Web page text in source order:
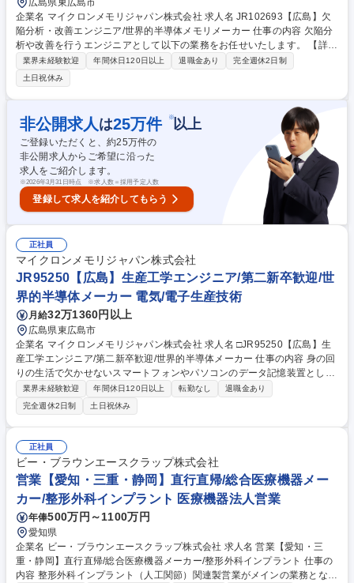
広島県東広島市
企業名 マイクロンメモリジャパン株式会社 求人名 JR102693【広島】欠
陥分析・改善エンジニア/世界的半導体メモリメーカー 仕事の内容 欠陥分
析や改善を行うエンジニアとして以下の業務をお任せいたします。 【詳
細】 ■製造工程で発生する不良や異常を分析し、改善策を検討・実施 ■デ
ータを活用して「問題の原因」を特定し、対策を提案 ■製造現場と連携
し、異常発生時の迅速な対応と再発防止策の実施 ■定期的な報告書の作成
（不良の傾向や改善結果など） ■グローバル拠点との情報共有、ベストプ
ラクティスの展開 募集職種 JR102693【広島】欠陥分析・改善エンジニ
ア/世界的半導体メモリメーカー
業界未経験歓迎 年間休日120日以上 退職金あり
完全週休2日制
土日祝休み
非公開求人 は25万件 ※以上
ご登録いただくと、約25万件の
非公開求人からご希望に沿った
求人をご紹介します。
※2026年3月31日時点 ※求人数＝採用予定人数
登録して求人を紹介してもらう
正社員
マイクロンメモリジャパン株式会社
JR95250【広島】生産工学エンジニア/第二新卒歓迎/世
界的半導体メーカー 電気/電子生産技術
月給32万1360円以上
広島県東広島市
企業名 マイクロンメモリジャパン株式会社 求人名 □JR95250【広島】生
産工学エンジニア/第二新卒歓迎/世界的半導体メーカー 仕事の内容 身の回
りの生活で欠かせないスマートフォンやパソコンのデータ記憶装置として
使用される半導体メモリ（DRAM）の世界売上シェア3位の当社にて、ご
経験に合わせて以下の業務をお任せ致します。 【詳細】生産工学エンジニ
ア：データ解析を通じて生産性を高めるための改善提案や生産計画の立案
をご担当いただきます。最先端半導体メモリの製造において生産性向上の
役割を担う本業務は、当社の中でも重要な役割を担う業務になります。
【魅力】半導体メモリは、今後のIT社会の発展には欠かせず、自身の仕事
を通じて世の中の発展に貢献することができるやりがいがございます。 募
集職種 □JR95250【広島】生産工学エンジニア/第二新卒歓迎/世界的半導
体メーカー
業界未経験歓迎 年間休日120日以上 転勤なし
退職金あり
完全週休2日制
土日祝休み
正社員
ビー・ブラウンエースクラップ株式会社
営業【愛知・三重・静岡】直行直帰/総合医療機器メー
カー/整形外科インプラント 医療機器法人営業
年俸500万円～1100万円
愛知県
企業名 ビー・ブラウンエースクラップ株式会社 求人名 営業【愛知・三
重・静岡】直行直帰/総合医療機器メーカー/整形外科インプラント 仕事の
内容 整形外科インプラント（人工関節）関連製営業がメインの業務となり